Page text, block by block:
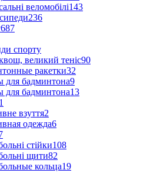
веломобілі143
236
687
спорту
великий теніс90
ракетки32
для бадминтона9
для бадминтона13
взуття2
одежда6
стійки108
щити82
кольца19